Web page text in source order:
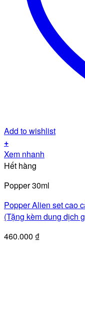
Add to wishlist
+
Xem nhanh
Hết hàng
Popper 30ml
Popper Alien set cao
(Tặng kèm dung dịch
460.000 ₫